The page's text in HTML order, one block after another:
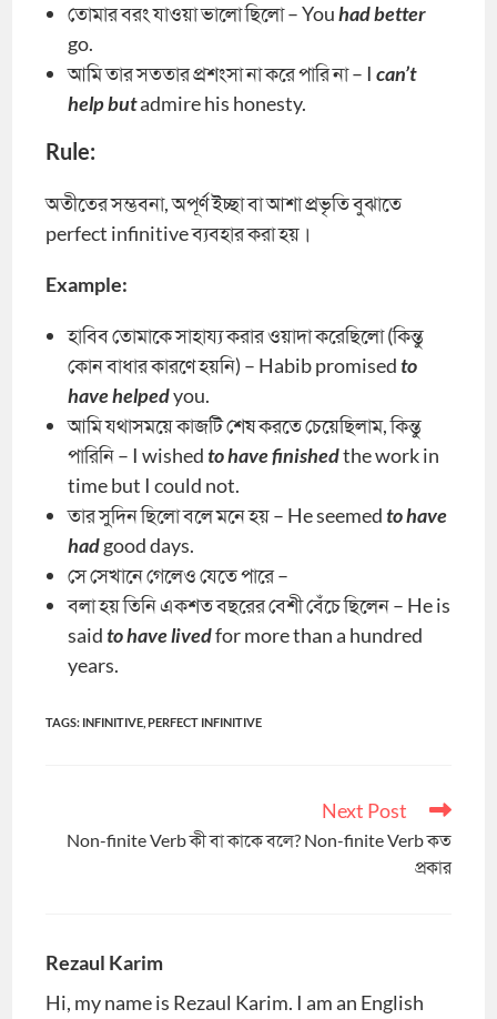
তোমার বরং যাওয়া ভালো ছিলো – Youhad better
go.
আমি তার সততার প্রশংসা না করে পারি না – Ican’t
help butadmire his honesty.
Rule:
অতীতের সম্ভবনা, অপূর্ণ ইচ্ছা বা আশা প্রভৃতি বুঝাতে
perfect infinitive ব্যবহার করা হয়।
Example:
হাবিব তোমাকে সাহায্য করার ওয়াদা করেছিলো (কিন্তু
কোন বাধার কারণে হয়নি) – Habib promisedto
have helpedyou.
আমি যথাসময়ে কাজটি শেষ করতে চেয়েছিলাম, কিন্তু
পারিনি – I wishedto have finishedthe work in
time but I could not.
তার সুদিন ছিলো বলে মনে হয় – He seemedto have
hadgood days.
সে সেখানে গেলেও যেতে পারে –
বলা হয় তিনি একশত বছরের বেশী বেঁচে ছিলেন – He is
saidto have livedfor more than a hundred
years.
TAGS: INFINITIVE PERFECT INFINITIVE
articles
Next Post
Non-finite Verb কী বা কাকে বলে? Non-finite Verb কত
প্রকার
Rezaul Karim
Hi, my name is Rezaul Karim. I am an English